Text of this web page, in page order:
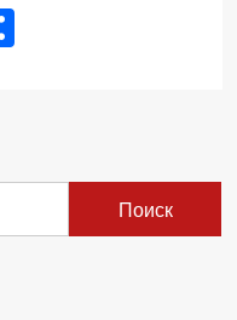
Отправить
Поиск